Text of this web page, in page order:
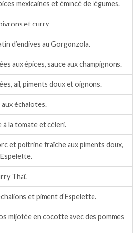
mexicaines et émincé de légumes.
et curry.
d’endives au Gorgonzola.
aux épices, sauce aux champignons.
ail, piments doux et oignons.
échalotes.
à la tomate et céleri.
et poitrine fraîche aux piments doux,
Thaï.
et piment d’Espelette.
mijotée en cocotte avec des pommes